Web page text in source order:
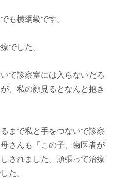
も横綱級です。
でした。
て診察室には入らないだろ
、私の顔見るとなんと抱き
まで私と手をつないで診察
さんも「この子、歯医者が
されました。頑張って治療
た。